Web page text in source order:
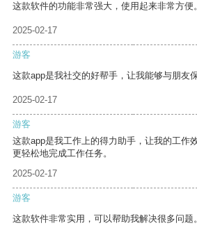
这款软件的功能非常强大，使用起来非常方便。
2025-02-17
游客
这款app是我社交的好帮手，让我能够与朋友
2025-02-17
游客
这款app是我工作上的得力助手，让我的工作
更轻松地完成工作任务。
2025-02-17
游客
这款软件非常实用，可以帮助我解决很多问题。